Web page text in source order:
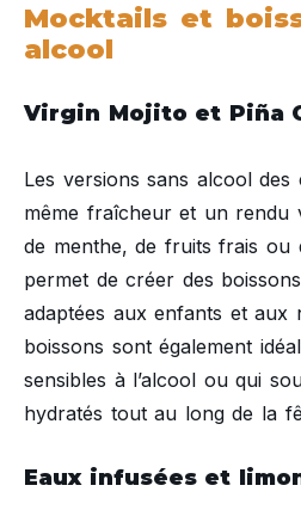
Mocktails et
alcool
Virgin Mojito et Piña
Les versions sans alcool
même fraîcheur et un rendu
de menthe, de fruits frais ou
permet de créer des
adaptées aux enfants et aux
boissons sont également
sensibles à l’alcool ou qui
hydratés tout au long de la
Eaux infusées et